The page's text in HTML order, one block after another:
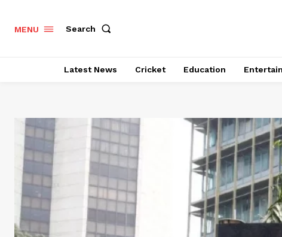
MENU Search
Latest News Cricket Education